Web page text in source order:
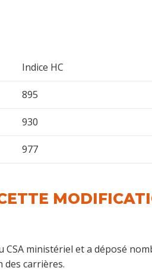
Indice HC
895
930
977
CSA ministériel et a déposé
des carrières.